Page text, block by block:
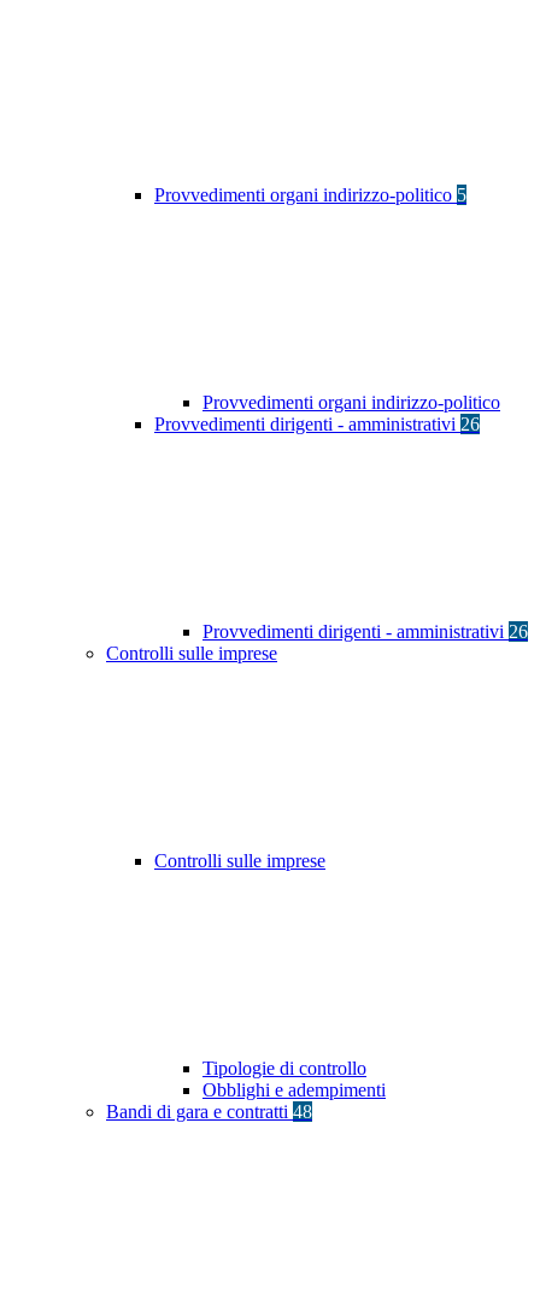
Provvedimenti organi indirizzo-politico 5
Provvedimenti organi indirizzo-politico
Provvedimenti dirigenti - amministrativi 26
Provvedimenti dirigenti - amministrativi 26
Controlli sulle imprese
Controlli sulle imprese
Tipologie di controllo
Obblighi e adempimenti
Bandi di gara e contratti 48